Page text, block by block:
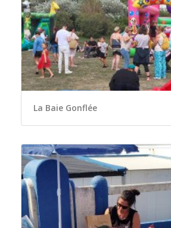
La Baie Gonflée